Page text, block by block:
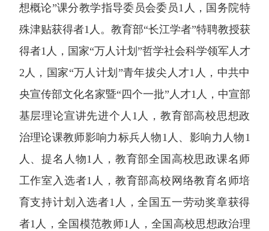
想概论”课分教学指导委员会委员1人，国务院特
殊津贴获得者1人。教育部“长江学者”特聘教授获
得者1人，国家“万人计划”哲学社会科学领军人才
2人，国家“万人计划”青年拔尖人才1人，中共中
央宣传部文化名家暨“四个一批”人才1人，中宣部
基层理论宣讲先进个人1人，教育部高校思想政
治理论课教师影响力标兵人物1人、影响力人物1
人、提名人物1人，教育部全国高校思政课名师
工作室入选者1人，教育部高校网络教育名师培
育支持计划入选者1人，全国五一劳动奖章获得
者1人，全国模范教师1人，全国高校思想政治理